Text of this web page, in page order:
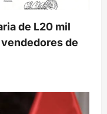
de L20 mil
de